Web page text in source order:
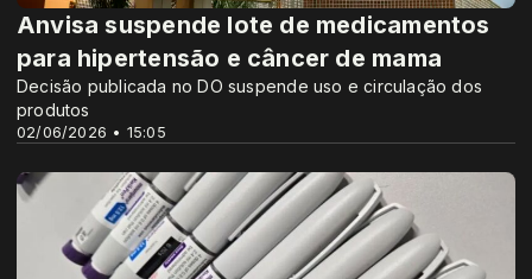
02/06/2026 • 15:05
Anvisa suspende lote de medicamentos
para hipertensão e câncer de mama
Decisão publicada no DO suspende uso e circulação dos
produtos